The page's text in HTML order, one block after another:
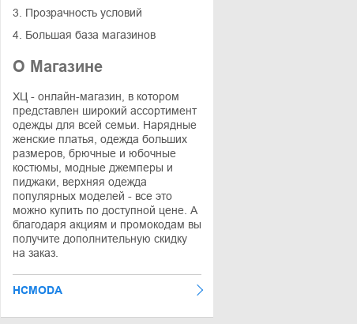
3. Прозрачность условий
4. Большая база магазинов
О Магазине
ХЦ - онлайн-магазин, в котором
представлен широкий ассортимент
одежды для всей семьи. Нарядные
женские платья, одежда больших
размеров, брючные и юбочные
костюмы, модные джемперы и
пиджаки, верхняя одежда
популярных моделей - все это
можно купить по доступной цене. А
благодаря акциям и промокодам вы
получите дополнительную скидку
на заказ.
HCMODA